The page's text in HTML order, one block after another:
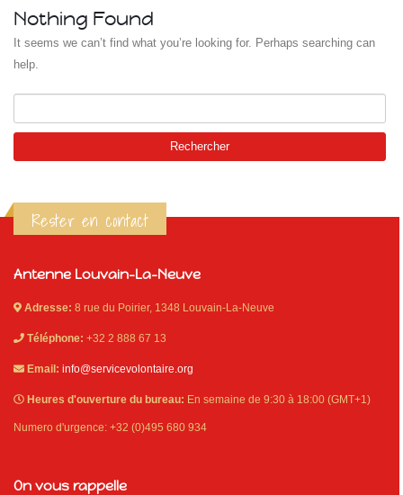
Nothing Found
It seems we can’t find what you’re looking for. Perhaps searching can
help.
Rester en contact
Antenne Louvain-La-Neuve
Adresse: 8 rue du Poirier, 1348 Louvain-La-Neuve
Téléphone: +32 2 888 67 13
Email: info@servicevolontaire.org
Heures d'ouverture du bureau: En semaine de 9:30 à 18:00 (GMT+1)
Numero d'urgence: +32 (0)495 680 934
On vous rappelle
Islande
Pérou
Chine
Espagne
Brésil
Mexique
Groupe